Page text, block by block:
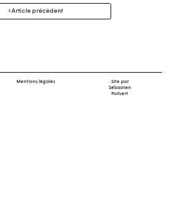
Article précédent
Mentions légales
Site par
Sébastien
Poilvert